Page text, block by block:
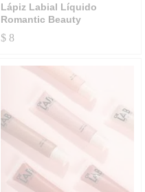
Lápiz Labial Líquido
Romantic Beauty
$8